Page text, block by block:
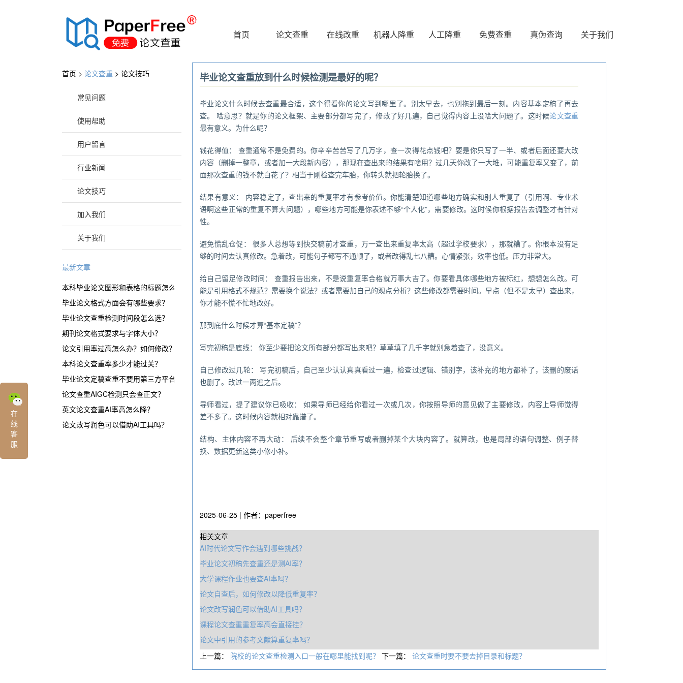
®
首页 论文查重 在线改重 机器人降重 人工降重 免费查重 真伪查询 关于我们
首页 > 论文查重 > 论文技巧
常见问题
使用帮助
用户留言
行业新闻
论文技巧
加入我们
关于我们
最新文章
本科毕业论文图形和表格的标题怎么表示？
毕业论文格式方面会有哪些要求？
毕业论文查重检测时间段怎么选？
期刊论文格式要求与字体大小？
论文引用率过高怎么办？如何修改？
本科论文查重率多少才能过关？
毕业论文定稿查重不要用第三方平台？
论文查重AIGC检测只会查正文？
英文论文查重AI率高怎么降？
论文改写润色可以借助AI工具吗？
毕业论文查重放到什么时候检测是最好的呢？
毕业论文什么时候去查重最合适，这个得看你的论文写到哪里了。别太早去，也别拖到最后一刻。内容基本定稿了再去
查。 啥意思？就是你的论文框架、主要部分都写完了，修改了好几遍，自己觉得内容上没啥大问题了。这时候论文查重
最有意义。为什么呢？
钱花得值： 查重通常不是免费的。你辛辛苦苦写了几万字，查一次得花点钱吧？要是你只写了一半、或者后面还要大改
内容（删掉一整章，或者加一大段新内容），那现在查出来的结果有啥用？过几天你改了一大堆，可能重复率又变了，前
面那次查重的钱不就白花了？相当于刚检查完车胎，你转头就把轮胎换了。
结果有意义： 内容稳定了，查出来的重复率才有参考价值。你能清楚知道哪些地方确实和别人重复了（引用啊、专业术
语啊这些正常的重复不算大问题），哪些地方可能是你表述不够“个人化”，需要修改。这时候你根据报告去调整才有针对
性。
避免慌乱仓促： 很多人总想等到快交稿前才查重，万一查出来重复率太高（超过学校要求），那就糟了。你根本没有足
够的时间去认真修改。急着改，可能句子都写不通顺了，或者改得乱七八糟。心情紧张，效率也低。压力非常大。
给自己留足修改时间： 查重报告出来，不是说重复率合格就万事大吉了。你要看具体哪些地方被标红，想想怎么改。可
能是引用格式不规范？需要换个说法？或者需要加自己的观点分析？这些修改都需要时间。早点（但不是太早）查出来，
你才能不慌不忙地改好。
那到底什么时候才算“基本定稿”？
写完初稿是底线： 你至少要把论文所有部分都写出来吧？草草填了几千字就别急着查了，没意义。
自己修改过几轮： 写完初稿后，自己至少认认真真看过一遍，检查过逻辑、错别字，该补充的地方都补了，该删的废话
也删了。改过一两遍之后。
导师看过，提了建议你已吸收： 如果导师已经给你看过一次或几次，你按照导师的意见做了主要修改，内容上导师觉得
差不多了。这时候内容就相对靠谱了。
结构、主体内容不再大动： 后续不会整个章节重写或者删掉某个大块内容了。就算改，也是局部的语句调整、例子替
换、数据更新这类小修小补。
2025-06-25 | 作者：paperfree
相关文章
AI时代论文写作会遇到哪些挑战？
毕业论文初稿先查重还是测AI率？
大学课程作业也要查AI率吗？
论文自查后，如何修改以降低重复率？
论文改写润色可以借助AI工具吗？
课程论文查重重复率高会直接挂？
论文中引用的参考文献算重复率吗？
上一篇： 院校的论文查重检测入口一般在哪里能找到呢？ 下一篇： 论文查重时要不要去掉目录和标题？
在
线
客
服